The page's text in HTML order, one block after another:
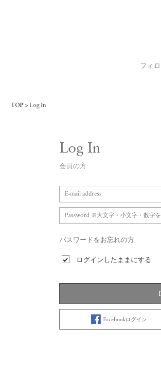
フィ
TOP Log In
Log In
会員の方
パスワードをお忘れの方
ログインしたままにする
Facebookログイン